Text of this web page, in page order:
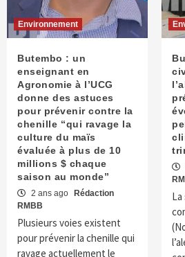
Environnement
Butembo : un
enseignant en
Agronomie à l’UCG
donne des astuces
pour prévenir contre la
chenille ‘‘qui ravage la
culture du maïs
évaluée à plus de 10
millions $ chaque
saison au monde’’
2 ans ago
Rédaction
RMBB
Plusieurs voies existent
pour prévenir la chenille qui
ravage actuellement le